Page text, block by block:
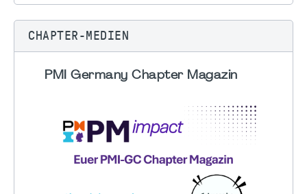
CHAPTER-MEDIEN
PMI Germany Chapter Magazin